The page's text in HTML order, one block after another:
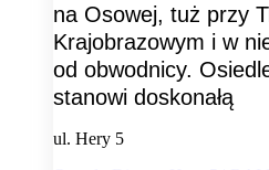
na Osowej, tuż przy
Krajobrazowym i w
od obwodnicy.
stanowi doskonałą
ul. Hery 5